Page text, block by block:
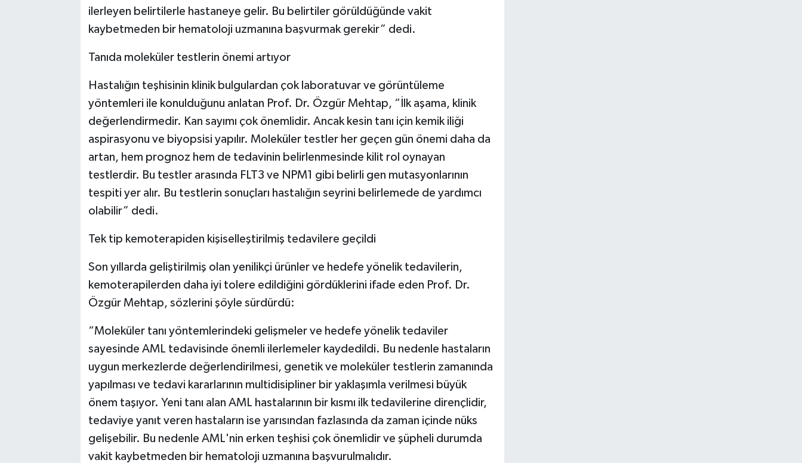
ilerleyen belirtilerle hastaneye gelir. Bu belirtiler görüldüğünde vakit
kaybetmeden bir hematoloji uzmanına başvurmak gerekir” dedi.
Tanıda moleküler testlerin önemi artıyor
Hastalığın teşhisinin klinik bulgulardan çok laboratuvar ve görüntüleme
yöntemleri ile konulduğunu anlatan Prof. Dr. Özgür Mehtap, “İlk aşama, klinik
değerlendirmedir. Kan sayımı çok önemlidir. Ancak kesin tanı için kemik iliği
aspirasyonu ve biyopsisi yapılır. Moleküler testler her geçen gün önemi daha da
artan, hem prognoz hem de tedavinin belirlenmesinde kilit rol oynayan
testlerdir. Bu testler arasında FLT3 ve NPM1 gibi belirli gen mutasyonlarının
tespiti yer alır. Bu testlerin sonuçları hastalığın seyrini belirlemede de yardımcı
olabilir” dedi.
Tek tip kemoterapiden kişiselleştirilmiş tedavilere geçildi
Son yıllarda geliştirilmiş olan yenilikçi ürünler ve hedefe yönelik tedavilerin,
kemoterapilerden daha iyi tolere edildiğini gördüklerini ifade eden Prof. Dr.
Özgür Mehtap, sözlerini şöyle sürdürdü:
“Moleküler tanı yöntemlerindeki gelişmeler ve hedefe yönelik tedaviler
sayesinde AML tedavisinde önemli ilerlemeler kaydedildi. Bu nedenle hastaların
uygun merkezlerde değerlendirilmesi, genetik ve moleküler testlerin zamanında
yapılması ve tedavi kararlarının multidisipliner bir yaklaşımla verilmesi büyük
önem taşıyor. Yeni tanı alan AML hastalarının bir kısmı ilk tedavilerine dirençlidir,
tedaviye yanıt veren hastaların ise yarısından fazlasında da zaman içinde nüks
gelişebilir. Bu nedenle AML'nin erken teşhisi çok önemlidir ve şüpheli durumda
vakit kaybetmeden bir hematoloji uzmanına başvurulmalıdır.